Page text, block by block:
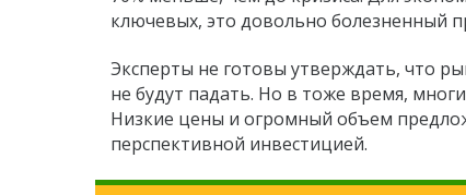
ключевых, это довольно болезненный
Эксперты не готовы утверждать, что
не будут падать. Но в тоже время,
Низкие цены и огромный объем
перспективной инвестицией.